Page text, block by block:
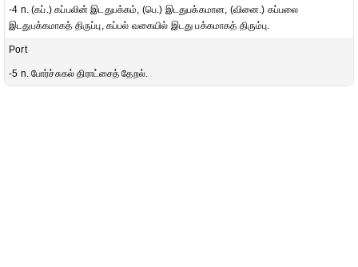
-4 n. (கப்.) கப்பலின் இடதுபக்கம், (பெ.) இடதுபக்கமான, (வினை.) கப்பலை
இடதுபக்கமாகத் திருப்பு, கப்பல் வகையில் இடது பக்கமாகத் திரும்பு.
Port
-5 n. போர்ச்சுகல் திராட்சைத் தேறல்.